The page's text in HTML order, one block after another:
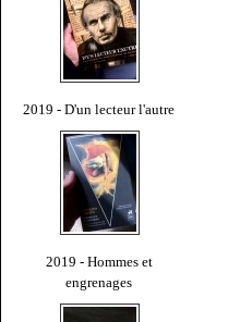
2019 - D'un lecteur l'autre
2019 - Hommes et
engrenages